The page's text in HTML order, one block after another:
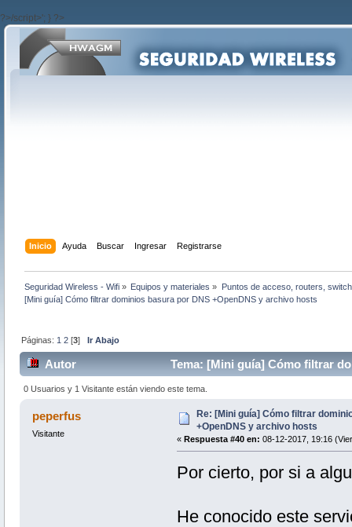
?>/script>'; } ?>
Inicio Ayuda Buscar Ingresar Registrarse
Seguridad Wireless - Wifi » Equipos y materiales » Puntos de acceso, routers,
[Mini guía] Cómo filtrar dominios basura por DNS +OpenDNS y archivo hosts
Páginas: 1 2 [3]Ir Abajo
Autor
Tema: [Mini guía] Cómo filtrar
veces)
0 Usuarios y 1 Visitante están viendo este tema.
peperfus
Visitante
Re: [Mini guía] Cómo filtrar
+OpenDNS y archivo hosts
« Respuesta #40 en: 08-12-2017, 19:16
Por cierto, por si a
He conocido este